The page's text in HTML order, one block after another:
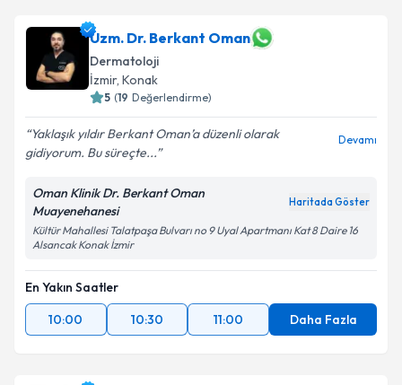
Uzm. Dr. Berkant Oman
Dermatoloji
İzmir, Konak
5 (19 Değerlendirme)
Yaklaşık yıldır Berkant Oman’a düzenli olarak
gidiyorum. Bu süreçte...
Devamı
Oman Klinik Dr. Berkant Oman
Muayenehanesi
Haritada Göster
Kültür Mahallesi Talatpaşa Bulvarı no 9 Uyal Apartmanı Kat 8 Daire 16
Alsancak Konak İzmir
En Yakın Saatler
10:00
10:30 11:00 Daha Fazla